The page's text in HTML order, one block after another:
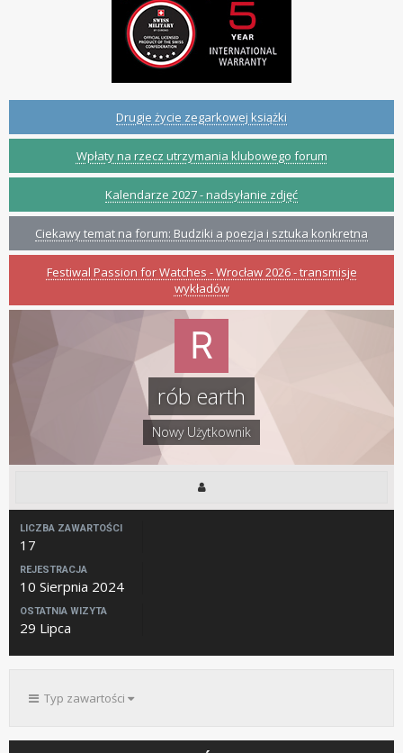
Drugie życie zegarkowej książki
Wpłaty na rzecz utrzymania klubowego forum
Kalendarze 2027 - nadsyłanie zdjęć
Ciekawy temat na forum: Budziki a poezja i sztuka konkretna
Festiwal Passion for Watches - Wrocław 2026 - transmisje
wykładów
rób earth
Nowy Użytkownik
LICZBA ZAWARTOŚCI
17
REJESTRACJA
10 Sierpnia 2024
OSTATNIA WIZYTA
29 Lipca
Typ zawartości